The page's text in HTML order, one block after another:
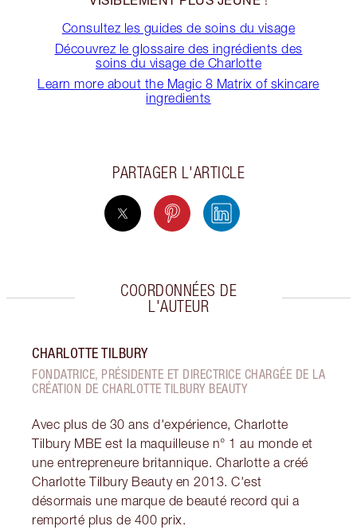
Consultez les guides de soins du visage
Découvrez le glossaire des ingrédients des
soins du visage de Charlotte
Learn more about the Magic 8 Matrix of skincare
ingredients
PARTAGER L'ARTICLE
COORDONNÉES DE
L'AUTEUR
CHARLOTTE TILBURY
FONDATRICE, PRÉSIDENTE ET DIRECTRICE CHARGÉE DE LA
CRÉATION DE CHARLOTTE TILBURY BEAUTY
Avec plus de 30 ans d'expérience, Charlotte
Tilbury MBE est la maquilleuse n° 1 au monde et
une entrepreneure britannique. Charlotte a créé
Charlotte Tilbury Beauty en 2013. C'est
désormais une marque de beauté record qui a
remporté plus de 400 prix.